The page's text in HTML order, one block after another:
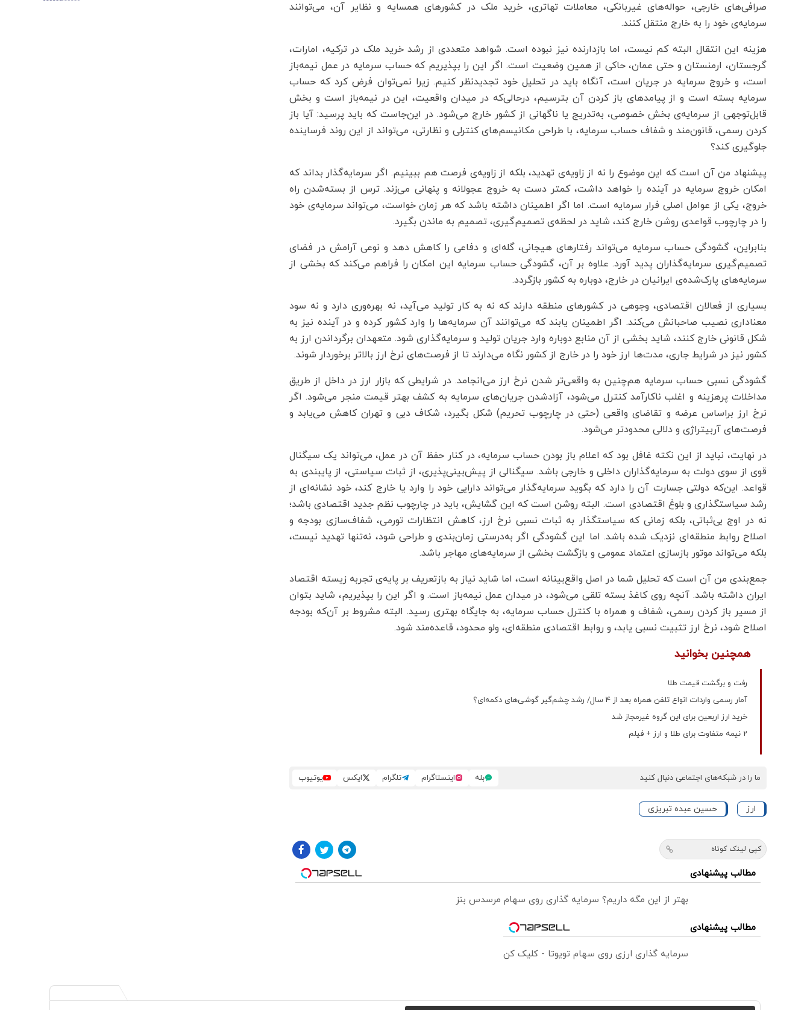
صرافی‌های خارجی، حواله‌های غیربانکی، معاملات تهاتری، خرید ملک در کشورهای همسایه و نظایر آن، می‌توانند
سرمایه‌ی خود را به خارج منتقل کنند.
هزینه‌ این انتقال البته کم نیست، اما بازدارنده نیز نبوده است. شواهد متعددی از رشد خرید ملک در ترکیه، امارات،
گرجستان، ارمنستان و حتی عمان، حاکی از همین وضعیت است. اگر این را بپذیریم که حساب سرمایه در عمل نیمه‌باز
است، و خروج سرمایه در جریان است، آنگاه باید در تحلیل خود تجدیدنظر کنیم. زیرا نمی‌توان فرض کرد که حساب
سرمایه بسته است و از پیامدهای باز کردن آن بترسیم، درحالی‌که در میدان واقعیت، این در نیمه‌باز است و بخش
قابل‌توجهی از سرمایه‌ی بخش خصوصی، به‌تدریج یا ناگهانی از کشور خارج می‌شود. در این‌جاست که باید پرسید: آیا باز
کردن رسمی، قانون‌مند و شفاف حساب سرمایه، با طراحی مکانیسم‌های کنترلی و نظارتی، می‌تواند از این روند فرساینده
جلوگیری کند؟
پیشنهاد من آن است که این موضوع را نه از زاویه‌ی تهدید، بلکه از زاویه‌ی فرصت هم ببینیم. اگر سرمایه‌گذار بداند که
امکان خروج سرمایه در آینده را خواهد داشت، کمتر دست به خروج عجولانه و پنهانی می‌زند. ترس از بسته‌شدن راه
خروج، یکی از عوامل اصلی فرار سرمایه است. اما اگر اطمینان داشته باشد که هر زمان خواست، می‌تواند سرمایه‌ی خود
را در چارچوب قواعدی روشن خارج کند، شاید در لحظه‌ی تصمیم‌گیری، تصمیم به ماندن بگیرد.
بنابراین، گشودگی حساب سرمایه می‌تواند رفتارهای هیجانی، گله‌ای و دفاعی را کاهش دهد و نوعی آرامش در فضای
تصمیم‌گیری سرمایه‌گذاران پدید آورد. علاوه بر آن، گشودگی حساب سرمایه این امکان را فراهم می‌کند که بخشی از
سرمایه‌های پارک‌شده‌ی ایرانیان در خارج، دوباره به کشور بازگردد.
بسیاری از فعالان اقتصادی، وجوهی در کشورهای منطقه دارند که نه به کار تولید می‌آید، نه بهره‌وری دارد و نه سود
معناداری نصیب صاحبانش می‌کند. اگر اطمینان یابند که می‌توانند آن سرمایه‌ها را وارد کشور کرده و در آینده نیز به
شکل قانونی خارج کنند، شاید بخشی از آن منابع دوباره وارد جریان تولید و سرمایه‌گذاری شود. متعهدان برگرداندن ارز به
کشور نیز در شرایط جاری، مدت‌ها ارز خود را در خارج از کشور نگاه ‌می‌دارند تا از فرصت‌های نرخ ارز بالاتر برخوردار شوند.
گشودگی نسبی حساب سرمایه هم‌چنین به واقعی‌تر شدن نرخ ارز می‌انجامد. در شرایطی که بازار ارز در داخل از طریق
مداخلات پرهزینه و اغلب ناکارآمد کنترل می‌شود، آزادشدن جریان‌های سرمایه به کشف بهتر قیمت منجر می‌شود. اگر
نرخ ارز براساس عرضه و تقاضای واقعی (حتی در چارچوب تحریم) شکل بگیرد، شکاف دبی و تهران کاهش می‌یابد و
فرصت‌های آربیتراژی و دلالی محدودتر می‌شود.
در نهایت، نباید از این نکته غافل بود که اعلام باز بودن حساب سرمایه، در کنار حفظ آن در عمل، می‌تواند یک سیگنال
قوی از سوی دولت به سرمایه‌گذاران داخلی و خارجی باشد. سیگنالی از پیش‌بینی‌پذیری، از ثبات سیاستی، از پایبندی به
قواعد. این‌که دولتی جسارت آن را دارد که بگوید سرمایه‌گذار می‌تواند دارایی خود را وارد یا خارج کند، خود نشانه‌ای از
رشد سیاستگذاری و بلوغ اقتصادی است. البته روشن است که این گشایش، باید در چارچوب نظم جدید اقتصادی باشد؛
نه در اوج بی‌ثباتی، بلکه زمانی که سیاستگذار به ثبات نسبی نرخ ارز، کاهش انتظارات تورمی، شفاف‌سازی بودجه و
اصلاح روابط منطقه‌ای نزدیک شده باشد. اما این گشودگی اگر به‌درستی زمان‌بندی و طراحی شود، نه‌تنها تهدید نیست،
بلکه می‌تواند موتور بازسازی اعتماد عمومی و بازگشت بخشی از سرمایه‌های مهاجر باشد.
جمع‌بندی من آن است که تحلیل شما در اصل واقع‌بینانه است، اما شاید نیاز به بازتعریف بر پایه‌ی تجربه‌ زیسته‌ اقتصاد
ایران داشته باشد. آنچه روی کاغذ بسته تلقی می‌شود، در میدان عمل نیمه‌باز است. و اگر این را بپذیریم، شاید بتوان
از مسیر باز کردن رسمی، شفاف و همراه با کنترل حساب سرمایه، به جایگاه بهتری رسید. البته مشروط بر آن‌که بودجه
اصلاح شود، نرخ ارز تثبیت نسبی یابد، و روابط اقتصادی منطقه‌ای، ولو محدود، قاعده‌مند شود.
همچنین بخوانید
رفت و برگشت قیمت طلا
آمار رسمی واردات انواع تلفن همراه بعد از 4 سال/ رشد چشم‌گیر گوشی‌های دکمه‌ای؟
خرید ارز اربعین برای این گروه غیرمجاز شد
2 نیمه متفاوت برای طلا و ارز + فیلم
ما را در شبکه‌های اجتماعی دنبال کنید بله اینستاگرام تلگرام ایکس یوتیوب
ارز حسین عبده تبریزی
کپی لینک کوتاه
مطالب پیشنهادی
بهتر از این مگه داریم؟ سرمایه گذاری روی سهام مرسدس بنز
مطالب پیشنهادی
سرمایه گذاری ارزی روی سهام تویوتا - کلیک کن